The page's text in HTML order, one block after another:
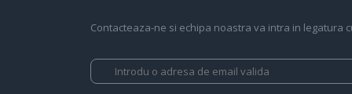
Contacteaza-ne si echipa noastra va intra in legatura